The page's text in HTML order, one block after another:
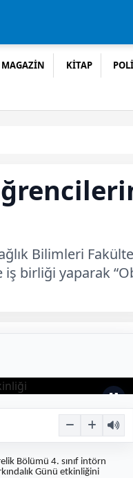
MAGAZİN KİTAP
Bilimleri
birliği yaparak
Bölümü 4. sınıf intörn
Günü etkinliğini